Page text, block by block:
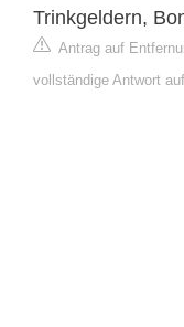
Trinkgeldern,
Antrag auf
vollständige Antwort